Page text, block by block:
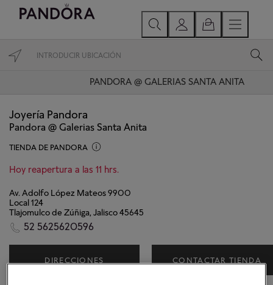
PANDORA @ GALERIAS SANTA ANITA
Joyería Pandora
Pandora @ Galerias Santa Anita
TIENDA DE PANDORA
Hoy reapertura a las 11 hrs.
Av. Adolfo López Mateos 9900
Local 124
Tlajomulco de Zúñiga, Jalisco 45645
52 5625620596
DIRECCIONES CONTACTAR TIENDA